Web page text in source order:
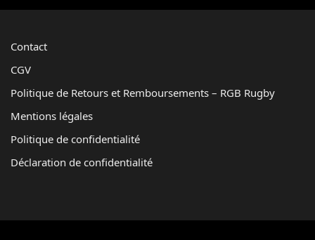
Contact
CGV
Politique de Retours et Remboursements – RGB Rugby
Mentions légales
Politique de confidentialité
Déclaration de confidentialité